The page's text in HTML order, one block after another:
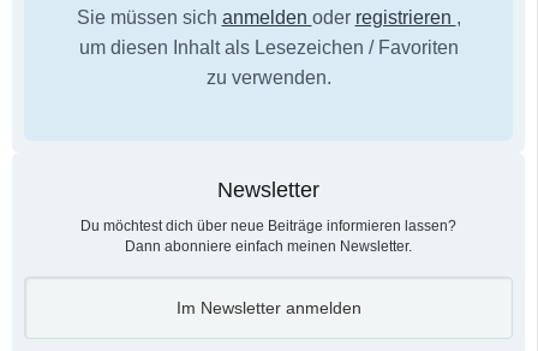
Sie müssen sich anmelden oder registrieren ,
um diesen Inhalt als Lesezeichen / Favoriten
zu verwenden.
Newsletter
Du möchtest dich über neue Beiträge informieren lassen?
Dann abonniere einfach meinen Newsletter.
Im Newsletter anmelden